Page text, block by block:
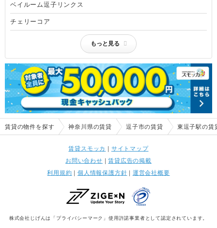
ベイルーム逗子リンクス
チェリーコア
もっと見る
賃貸の物件を探す 神奈川県の賃貸 逗子市の賃貸 東逗子駅の賃
賃貸スモッカ | サイトマップ
お問い合わせ |賃貸広告の掲載
利用規約 | 個人情報保護方針 | 運営会社概要
株式会社じげんは「プライバシーマーク」使用許諾事業者として認定されています。